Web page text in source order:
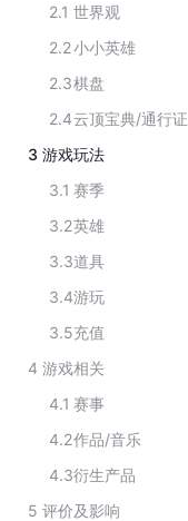
2.1 世界观
2.2小小英雄
2.3棋盘
2.4云顶宝典/通行证
3 游戏玩法
3.1 赛季
3.2英雄
3.3道具
3.4游玩
3.5充值
4 游戏相关
4.1 赛事
4.2作品/音乐
4.3衍生产品
5 评价及影响